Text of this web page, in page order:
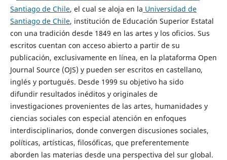
Santiago de Chile, el cual se aloja en la Universidad de
Santiago de Chile, institución de Educación Superior Estatal
con una tradición desde 1849 en las artes y los oficios. Sus
escritos cuentan con acceso abierto a partir de su
publicación, exclusivamente en línea, en la plataforma Open
Journal Source (OJS) y pueden ser escritos en castellano,
inglés y portugués. Desde 1999 su objetivo ha sido
difundir resultados inéditos y originales de
investigaciones provenientes de las artes, humanidades y
ciencias sociales con especial atención en enfoques
interdisciplinarios, donde convergen discusiones sociales,
políticas, artísticas, filosóficas, que preferentemente
aborden las materias desde una perspectiva del sur global.